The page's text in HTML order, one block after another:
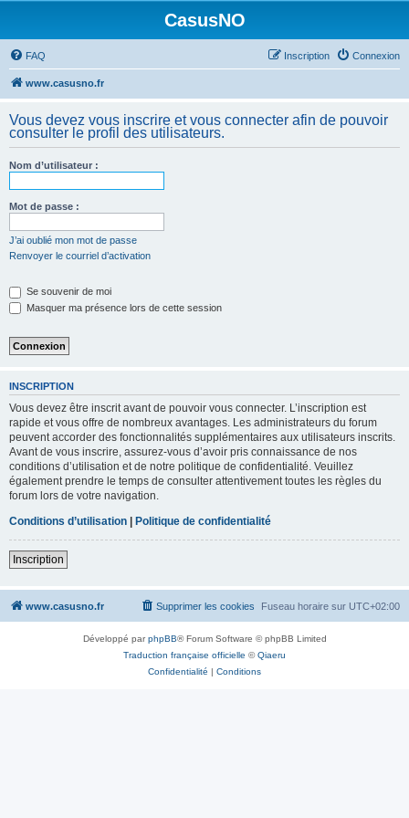
CasusNO
FAQ Connexion
Inscription
www.casusno.fr
Vous devez vous inscrire et vous connecter afin de pouvoir
consulter le profil des utilisateurs.
Nom d’utilisateur :
Mot de passe :
J’ai oublié mon mot de passe
Renvoyer le courriel d’activation
Se souvenir de moi
Masquer ma présence lors de cette session
INSCRIPTION
Vous devez être inscrit avant de pouvoir vous connecter. L’inscription est
rapide et vous offre de nombreux avantages. Les administrateurs du forum
peuvent accorder des fonctionnalités supplémentaires aux utilisateurs inscrits.
Avant de vous inscrire, assurez-vous d’avoir pris connaissance de nos
conditions d’utilisation et de notre politique de confidentialité. Veuillez
également prendre le temps de consulter attentivement toutes les règles du
forum lors de votre navigation.
Conditions d’utilisation | Politique de confidentialité
Inscription
www.casusno.fr Fuseau horaire sur UTC+02:00
Supprimer les cookies
Développé parphpBB® Forum Software © phpBB Limited
Traduction française officielle ©Qiaeru
Confidentialité | Conditions